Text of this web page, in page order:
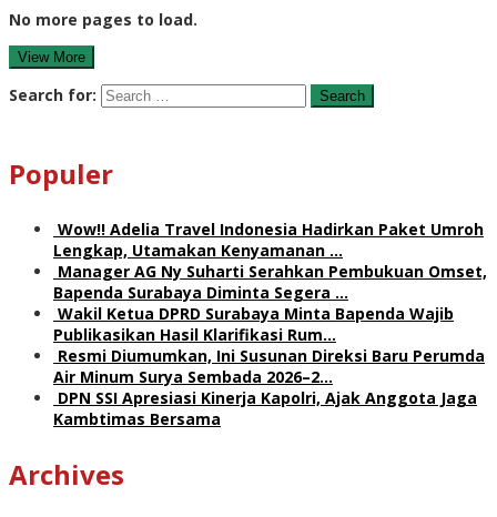
No more pages to load.
View More
Search for:
Populer
Wow!! Adelia Travel Indonesia Hadirkan Paket Umroh
Lengkap, Utamakan Kenyamanan …
Manager AG Ny Suharti Serahkan Pembukuan Omset,
Bapenda Surabaya Diminta Segera …
Wakil Ketua DPRD Surabaya Minta Bapenda Wajib
Publikasikan Hasil Klarifikasi Rum…
Resmi Diumumkan, Ini Susunan Direksi Baru Perumda
Air Minum Surya Sembada 2026–2…
DPN SSI Apresiasi Kinerja Kapolri, Ajak Anggota Jaga
Kambtimas Bersama
Archives